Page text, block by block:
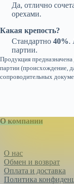
Да, отлично
орехами.
Какая крепость?
Стандартно 40%.
партии.
Продукция
партии (происхождение,
сопроводительных
О компании
О нас
Обмен и возврат
Оплата и доставка
Политика